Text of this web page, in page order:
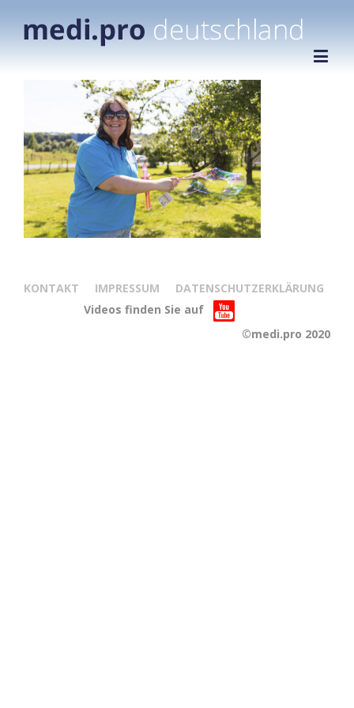
KONTAKT IMPRESSUM
DATENSCHUTZERKLÄRUNG
Videos finden Sie auf
©medi.pro 2020